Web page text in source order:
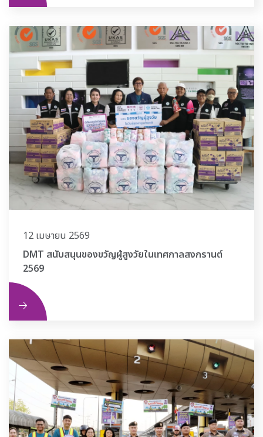
12 เมษายน 2569
DMT สนับสนุนของขวัญผู้สูงวัยในเทศกาลสงกรานต์
2569